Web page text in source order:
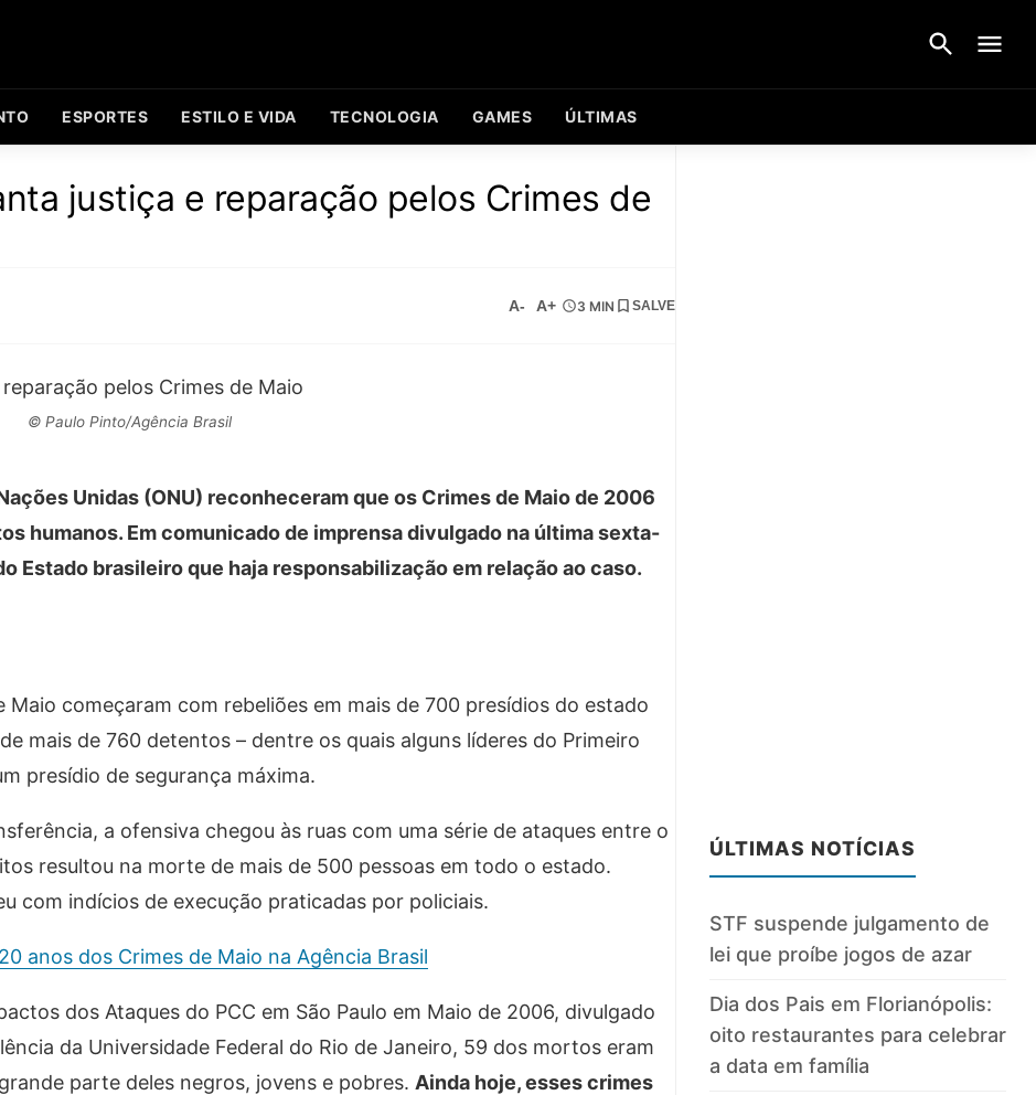
ESPORTES ESTILO E VIDA TECNOLOGIA GAMES ÚLTIMAS
justiça e reparação pelos Crimes de
A- A+ 3 MIN SALVE
© Paulo Pinto/Agência Brasil
Unidas (ONU) reconheceram que os Crimes de Maio de 2006
humanos. Em comunicado de imprensa divulgado na última sexta-
Estado brasileiro que haja responsabilização em relação ao caso.
começaram com rebeliões em mais de 700 presídios do estado
mais de 760 detentos – dentre os quais alguns líderes do Primeiro
presídio de segurança máxima.
a ofensiva chegou às ruas com uma série de ataques entre o
resultou na morte de mais de 500 pessoas em todo o estado.
com indícios de execução praticadas por policiais.
anos dos Crimes de Maio na Agência Brasil
dos Ataques do PCC em São Paulo em Maio de 2006, divulgado
da Universidade Federal do Rio de Janeiro, 59 dos mortos eram
parte deles negros, jovens e pobres. Ainda hoje, esses crimes
ÚLTIMAS NOTÍCIAS
STF suspende julgamento de
lei que proíbe jogos de azar
Dia dos Pais em Florianópolis:
oito restaurantes para celebrar
a data em família